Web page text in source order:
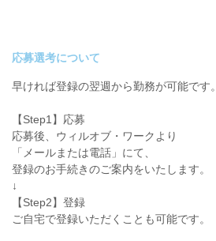
応募選考について
早ければ登録の翌週から勤務が可能です。
【Step1】応募
応募後、ウィルオブ・ワークより
「メールまたは電話」にて、
登録のお手続きのご案内をいたします。
↓
【Step2】登録
ご自宅で登録いただくことも可能です。